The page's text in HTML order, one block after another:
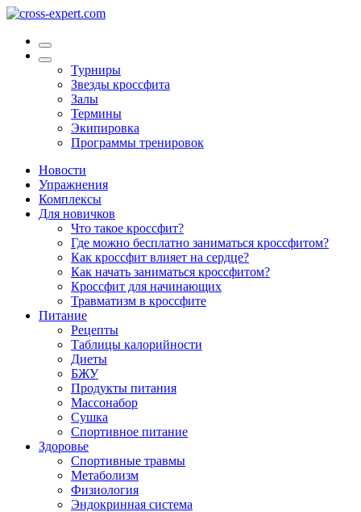
Турниры
Звезды кроссфита
Залы
Термины
Экипировка
Программы тренировок
Новости
Упражнения
Комплексы
Для новичков
Что такое кроссфит?
Где можно бесплатно заниматься кроссфитом?
Как кроссфит влияет на сердце?
Как начать заниматься кроссфитом?
Кроссфит для начинающих
Травматизм в кроссфите
Питание
Рецепты
Таблицы калорийности
Диеты
БЖУ
Продукты питания
Массонабор
Сушка
Спортивное питание
Здоровье
Спортивные травмы
Метаболизм
Физиология
Эндокринная система